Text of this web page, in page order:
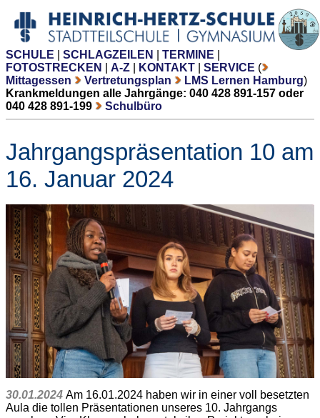
SCHULE SCHLAGZEILEN TERMINE
FOTOSTRECKEN
A-Z KONTAKT SERVICE (
Mittagessen
Vertretungsplan LMS Lernen Hamburg)
Krankmeldungen alle Jahrgänge: 040 428 891-157 oder
040 428 891-199
Schulbüro
Jahrgangspräsentation 10 am
16. Januar 2024
30.01.2024 Am 16.01.2024 haben wir in einer voll besetzten
Aula die tollen Präsentationen unseres 10. Jahrgangs